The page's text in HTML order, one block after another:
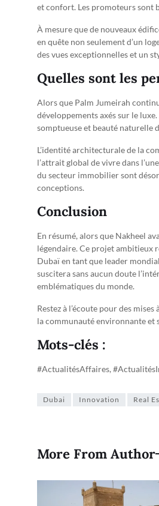
et confort. Les promoteurs sont
À mesure que de nouveaux
en quête non seulement d’un
des vues exceptionnelles et un
Quelles sont les
Alors que Palm Jumeirah
développements axés sur le
somptueuse et beauté naturelle
L’identité architecturale de la
l’attrait global de vivre dans
du secteur immobilier sont
conceptions.
Conclusion
En résumé, alors que Nakheel
légendaire. Ce projet ambitieux
Dubaï en tant que leader
suscitera sans aucun doute
emblématiques du monde.
Restez à l’écoute pour des
la communauté environnante et
Mots-clés :
#ActualitésAffaires,
Dubai Innovation Real
More From Author